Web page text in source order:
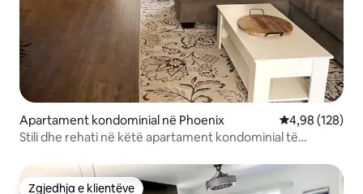
Apartament kondominial në Phoenix Vlerësimi
4,98 (128)
Stili dhe rehati në këtë apartament kondominial të
Zgjedhja e klientëve